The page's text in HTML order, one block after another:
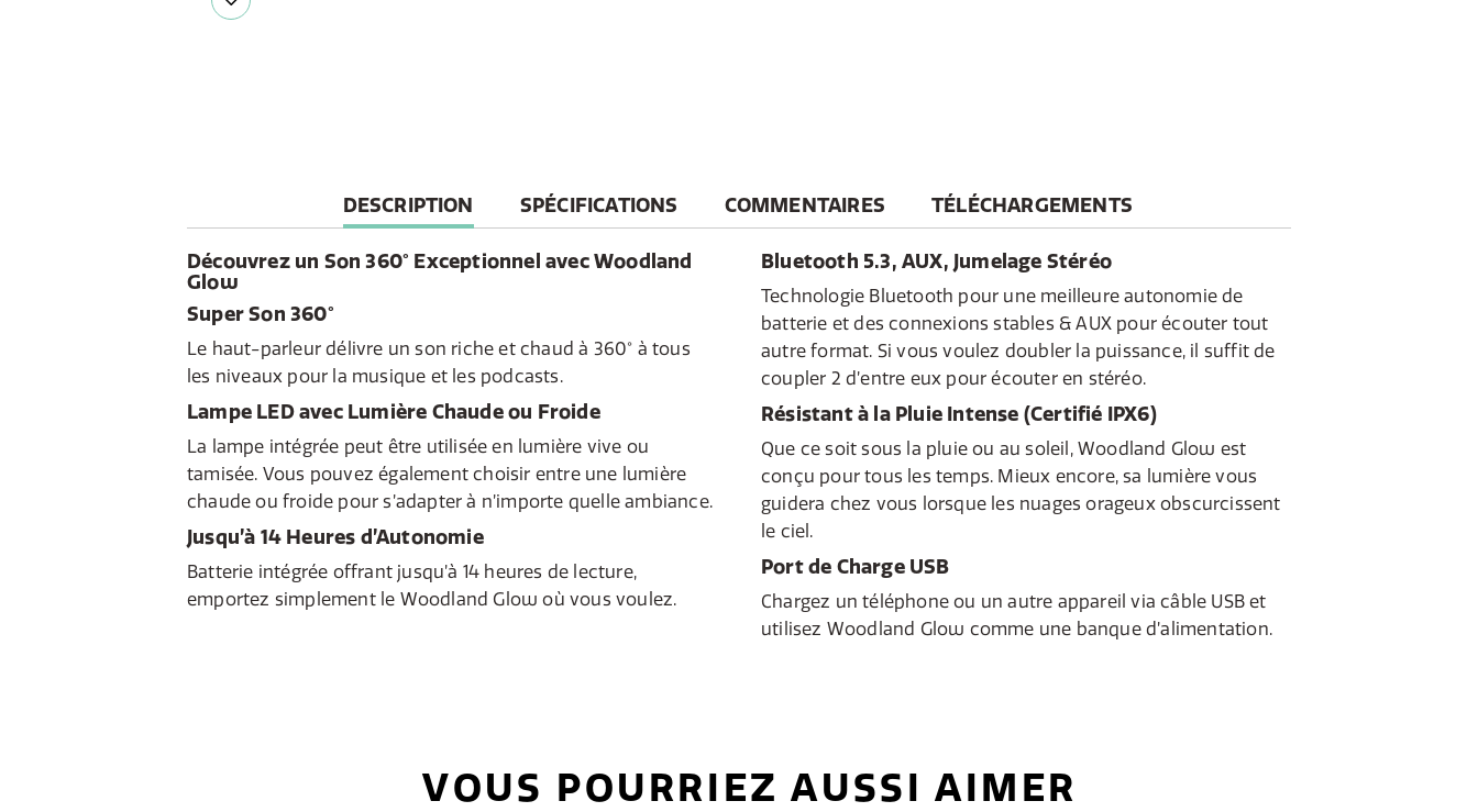
CURRENT
TAB:
DESCRIPTION SPÉCIFICATIONS COMMENTAIRES TÉLÉCHARGEMENTS
Découvrez un Son 360° Exceptionnel avec Woodland
Glow
Super Son 360°
Le haut-parleur délivre un son riche et chaud à 360° à tous
les niveaux pour la musique et les podcasts.
Lampe LED avec Lumière Chaude ou Froide
La lampe intégrée peut être utilisée en lumière vive ou
tamisée. Vous pouvez également choisir entre une lumière
chaude ou froide pour s’adapter à n’importe quelle ambiance.
Jusqu’à 14 Heures d’Autonomie
Batterie intégrée offrant jusqu’à 14 heures de lecture,
emportez simplement le Woodland Glow où vous voulez.
Bluetooth 5.3, AUX, Jumelage Stéréo
Technologie Bluetooth pour une meilleure autonomie de
batterie et des connexions stables & AUX pour écouter tout
autre format. Si vous voulez doubler la puissance, il suffit de
coupler 2 d’entre eux pour écouter en stéréo.
Résistant à la Pluie Intense (Certifié IPX6)
Que ce soit sous la pluie ou au soleil, Woodland Glow est
conçu pour tous les temps. Mieux encore, sa lumière vous
guidera chez vous lorsque les nuages orageux obscurcissent
le ciel.
Port de Charge USB
Chargez un téléphone ou un autre appareil via câble USB et
utilisez Woodland Glow comme une banque d’alimentation.
VOUS POURRIEZ AUSSI AIMER